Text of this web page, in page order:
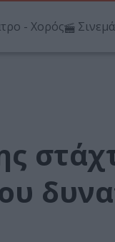
- Χορός Σινεμά